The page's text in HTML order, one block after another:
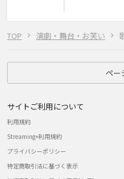
TOP 演劇・舞台・お笑い
ペー
サイトご利用について
利用規約
Streaming+利用規約
プライバシーポリシー
特定商取引法に基づく表示